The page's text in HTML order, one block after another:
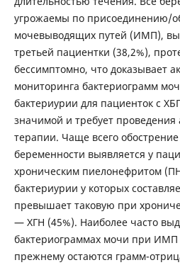
угрожаемы по присоединению/
мочевыводящих путей (ИМП),
третьей пациентки (38,2%),
бессимптомно, что доказывает
мониторинга бактериограмм
бактериурии для пациенток с
значимой и требует проведения
терапии. Чаще всего
беременности выявляется у
хроническим пиелонефритом
бактериурии у которых
превышает таковую при
— ХГН (45%). Наиболее часто
бактериограммах мочи при
прежнему остаются грамм-